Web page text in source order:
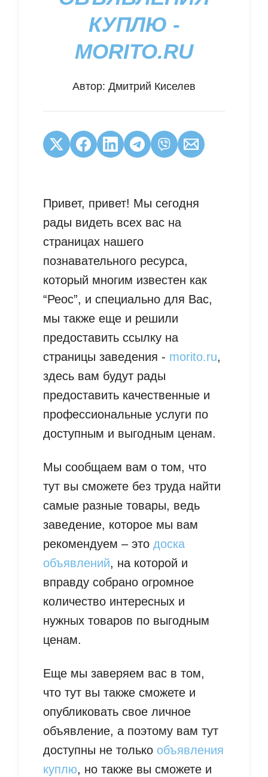
КУПЛЮ -
MORITO.RU
Автор: Дмитрий Киселев
Привет, привет! Мы сегодня
рады видеть всех вас на
страницах нашего
познавательного ресурса,
который многим известен как
“Реос”, и специально для Вас,
мы также еще и решили
предоставить ссылку на
страницы заведения - morito.ru,
здесь вам будут рады
предоставить качественные и
профессиональные услуги по
доступным и выгодным ценам.
Мы сообщаем вам о том, что
тут вы сможете без труда найти
самые разные товары, ведь
заведение, которое мы вам
рекомендуем – это доска
объявлений, на которой и
вправду собрано огромное
количество интересных и
нужных товаров по выгодным
ценам.
Еще мы заверяем вас в том,
что тут вы также сможете и
опубликовать свое личное
объявление, а поэтому вам тут
доступны не только объявления
куплю, но также вы сможете и